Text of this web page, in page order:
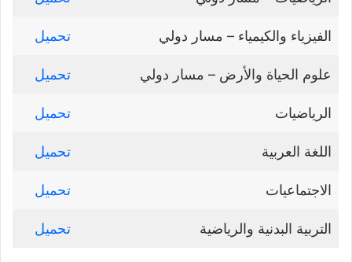
الفيزياء والكيمياء – مسار دولي تحميل
علوم الحياة والأرض – مسار دولي تحميل
الرياضيات تحميل
اللغة العربية تحميل
الاجتماعيات تحميل
التربية البدنية والرياضية تحميل